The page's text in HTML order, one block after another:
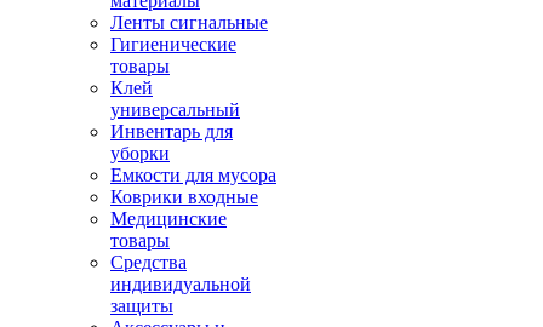
Ленты сигнальные
Гигиенические
товары
Клей
универсальный
Инвентарь для
уборки
Емкости для мусора
Коврики входные
Медицинские
товары
Средства
индивидуальной
защиты